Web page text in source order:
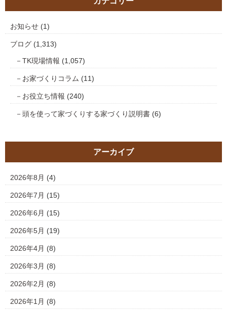
お知らせ (1)
ブログ (1,313)
TK現場情報 (1,057)
お家づくりコラム (11)
お役立ち情報 (240)
頭を使って家づくりする家づくり説明書 (6)
アーカイブ
2026年8月 (4)
2026年7月 (15)
2026年6月 (15)
2026年5月 (19)
2026年4月 (8)
2026年3月 (8)
2026年2月 (8)
2026年1月 (8)